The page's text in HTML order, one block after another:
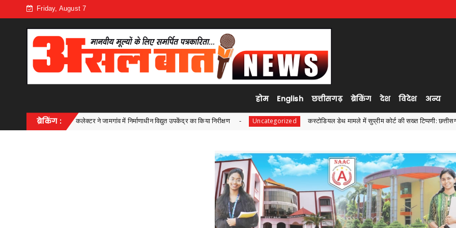
Friday, August 7
होम English छत्तीसगढ़ ब्रेकिंग देश विदेश अन्य
ब्रेकिंग :
कलेक्टर ने जामगांव में निर्माणाधीन विद्युत उपकेंद्र का किया निरीक्षण Uncategorized कस्टोडियल डेथ मामले में सुप्रीम कोर्ट की सख्त टिप्पणी: छत्तीसगढ़ DGP को लेकर कही अहम